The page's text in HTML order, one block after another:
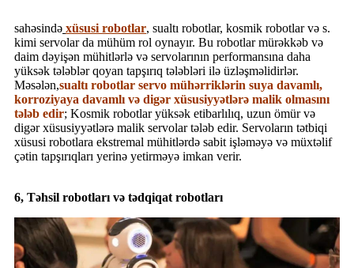
sahəsində xüsusi robotlar, sualtı robotlar, kosmik robotlar və s.
kimi servolar da mühüm rol oynayır. Bu robotlar mürəkkəb və
daim dəyişən mühitlərlə və servolarının performansına daha
yüksək tələblər qoyan tapşırıq tələbləri ilə üzləşməlidirlər.
Məsələn,sualtı robotlar servo mühərriklərin suya davamlı,
korroziyaya davamlı və digər xüsusiyyətlərə malik olmasını
tələb edir; Kosmik robotlar yüksək etibarlılıq, uzun ömür və
digər xüsusiyyətlərə malik servolar tələb edir. Servoların tətbiqi
xüsusi robotlara ekstremal mühitlərdə sabit işləməyə və müxtəlif
çətin tapşırıqları yerinə yetirməyə imkan verir.
6, Təhsil robotları və tədqiqat robotları